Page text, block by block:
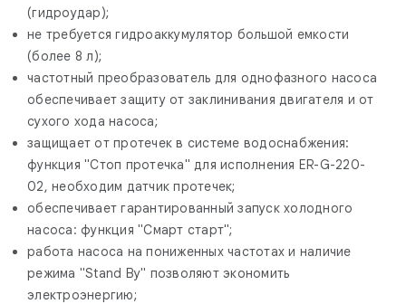
(гидроудар);
не требуется гидроаккумулятор большой емкости
(более 8 л);
частотный преобразователь для однофазного насоса
обеспечивает защиту от заклинивания двигателя и от
сухого хода насоса;
защищает от протечек в системе водоснабжения:
функция "Стоп протечка" для исполнения ER-G-220-
02, необходим датчик протечек;
обеспечивает гарантированный запуск холодного
насоса: функция "Смарт старт";
работа насоса на пониженных частотах и наличие
режима "Stand By" позволяют экономить
электроэнергию;